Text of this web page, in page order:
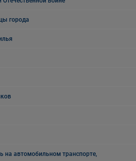
города
на автомобильном транспорте,